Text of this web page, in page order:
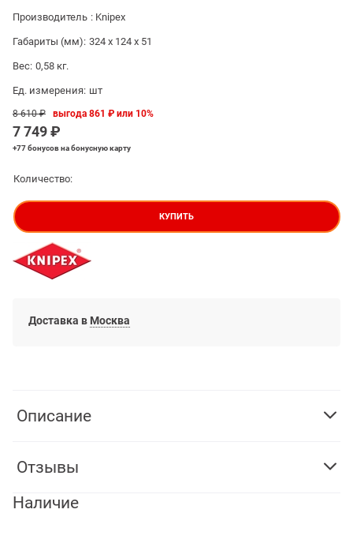
Производитель : Knipex
Габариты (мм): 324 x 124 x 51
Вес: 0,58 кг.
Ед. измерения: шт
8 610 ₽
7 749 ₽
выгода861 ₽ или 10%
+77 бонусовна бонусную карту
Количество:
КУПИТЬ
Доставка в Москва
Описание
Отзывы
Наличие